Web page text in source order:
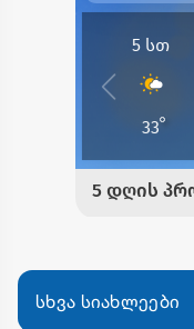
სხვა სიახლეები